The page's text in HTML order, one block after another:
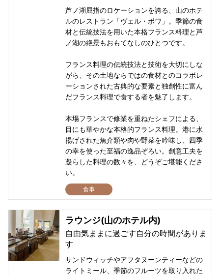
芦ノ湖屈指のロケーションを誇る、山のホテ
ルのレストラン「ヴェル・ボワ」。季節の食
材と伝統技法を用いた本格フランス料理と芦
ノ湖の絶景もおもてなしのひとつです。
フランス料理の伝統技法と技術を大切にしな
がら、その土地ならではの食材とのコラボレ
ーションされた古典的な要素と独創性に富ん
だフランス料理で食する者を魅了します。
本場フランスで修業を重ねたシェフによる、
目にも華やかな本格的フランス料理。港に水
揚げされた魚介類や肉や野菜を吟味し、四季
の幸を使った至福の逸品ぞろい。創意工夫を
凝らした料理の数々を、どうぞご堪能くださ
い。
食事
ラウンジ(山のホテル内)
自由気ままに過ごす自分の時間がありま
す
サンドウィッチやアフタヌーンティーなどの
ライトミール、季節のフルーツを取り入れた